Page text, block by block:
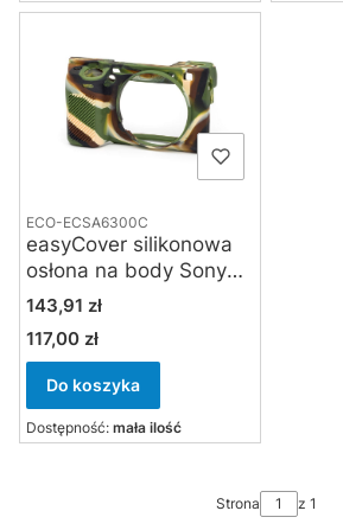
ECO-ECSA6300C
easyCover silikonowa
osłona na body Sony
A6000 / A6100 /
A6300 / A6400 -
kamuflaż
Cena
143,91 zł
Cena
117,00 zł
Do koszyka
Dostępność: mała ilość
Strona z 1